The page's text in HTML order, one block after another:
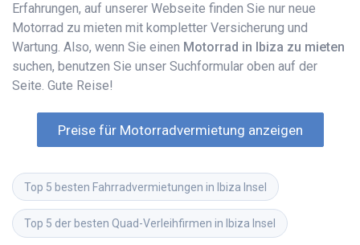
Erfahrungen, auf unserer Webseite finden Sie nur neue
Motorrad zu mieten mit kompletter Versicherung und
Wartung. Also, wenn Sie einen Motorrad in Ibiza zu mieten
suchen, benutzen Sie unser Suchformular oben auf der
Seite. Gute Reise!
Preise für Motorradvermietung anzeigen
Top 5 besten Fahrradvermietungen in Ibiza Insel
Top 5 der besten Quad-Verleihfirmen in Ibiza Insel